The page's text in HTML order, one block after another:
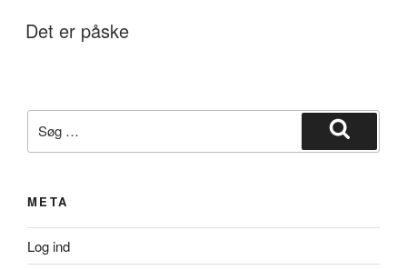
Det er påske
efter:
Søg
META
Log ind